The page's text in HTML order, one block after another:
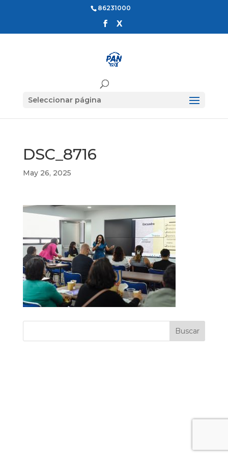
86231000
Seleccionar página
DSC_8716
May 26, 2025